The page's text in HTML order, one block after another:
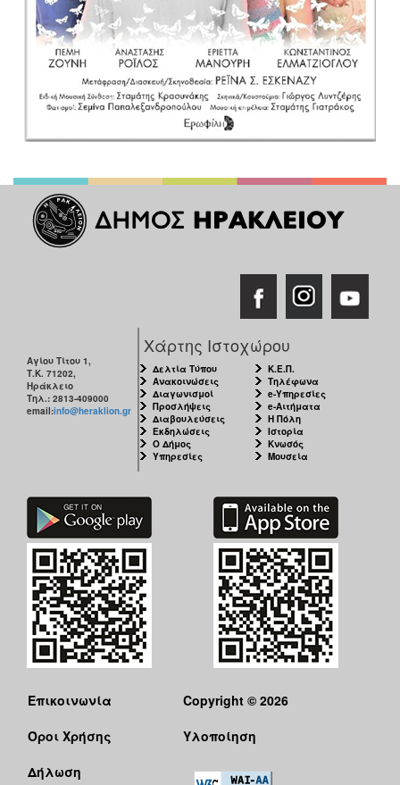
Αγίου Τίτου 1,
Τ.Κ. 71202,
Ηράκλειο
Τηλ.: 2813-409000
email:info@heraklion.gr
Χάρτης Ιστοχώρου
Δελτία Τύπου
Ανακοινώσεις
Διαγωνισμοί
Προσλήψεις
Διαβουλεύσεις
Εκδηλώσεις
Ο Δήμος
Υπηρεσίες
Κ.Ε.Π.
Τηλέφωνα
e-Υπηρεσίες
e-Αιτήματα
Η Πόλη
Ιστορία
Κνωσός
Μουσεία
Επικοινωνία
Όροι Χρήσης
Δήλωση
Copyright © 2026
Υλοποίηση